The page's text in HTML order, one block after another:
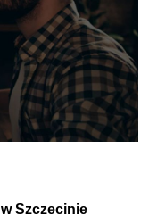
Szczecinie